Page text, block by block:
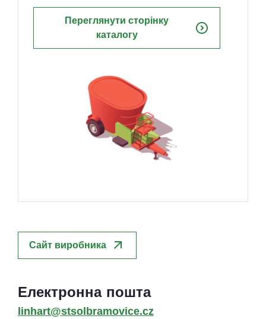
Переглянути сторінку
каталогу
expand_circle_right
Сайт виробника arrow_outward
Електронна пошта
linhart@stsolbramovice.cz